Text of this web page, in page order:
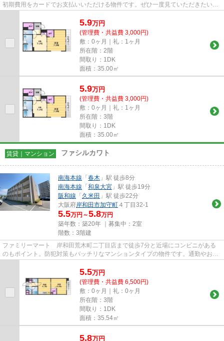
初期費用をカードでお支払いいただける物件です。ぜひ一度見ていただきたい、
5.9万円
(管理費・共益費 3,000円)
敷：0ヶ月｜礼：1ヶ月
所在階：2階
間取り：1DK
面積：35.00㎡
5.9万円
(管理費・共益費 3,000円)
敷：0ヶ月｜礼：1ヶ月
所在階：3階
間取り：1DK
面積：35.00㎡
賃貸｜マンション ファシルカワト
南海本線 「 春木 」駅 徒歩8分
南海本線 「 和泉大宮 」駅 徒歩19分
阪和線 「 久米田 」駅 徒歩22分
大阪府岸和田市加守町 ４丁目32-1
5.5万円～5.8万円
築年数：築20年 ｜募集中： 2室
階数：3階建
ファミリーマート 岸和田荒木町二丁目店まで徒歩7分と近場にコンビニがある
のもポイント。防犯対策もバッチリなマンションタイプの物件です。通勤やお出
5.5万円
(管理費・共益費 6,500円)
敷：0ヶ月｜礼：0ヶ月
所在階：3階
間取り：1DK
面積：35.54㎡
5.8万円